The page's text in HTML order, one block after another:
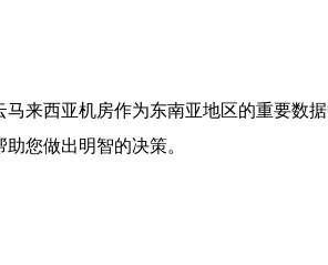
来西亚机房作为东南亚地区的重要数
您做出明智的决策。